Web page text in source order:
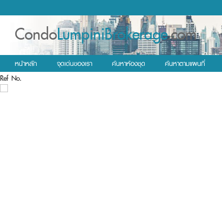
CondoLumpiniBrokerage.com
หน้าหลัก จุดเด่นของเรา ค้นหาห้องชุด ค้นหาตามแผนที่
Ref No.